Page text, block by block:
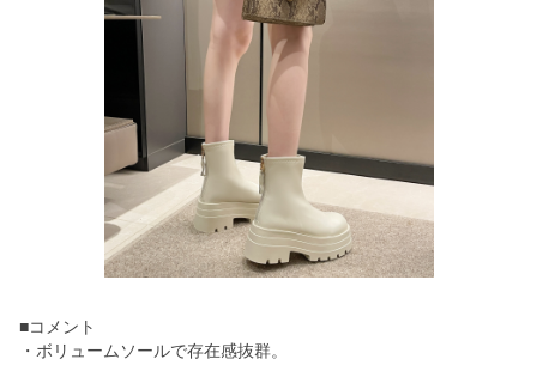
■コメント
・ボリュームソールで存在感抜群。